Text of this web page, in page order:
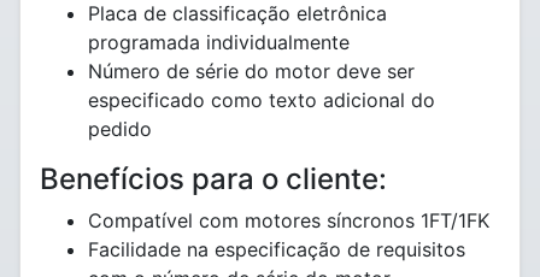
Placa de classificação eletrônica
programada individualmente
Número de série do motor deve ser
especificado como texto adicional do
pedido
Benefícios para o cliente:
Compatível com motores síncronos 1FT/1FK
Facilidade na especificação de requisitos